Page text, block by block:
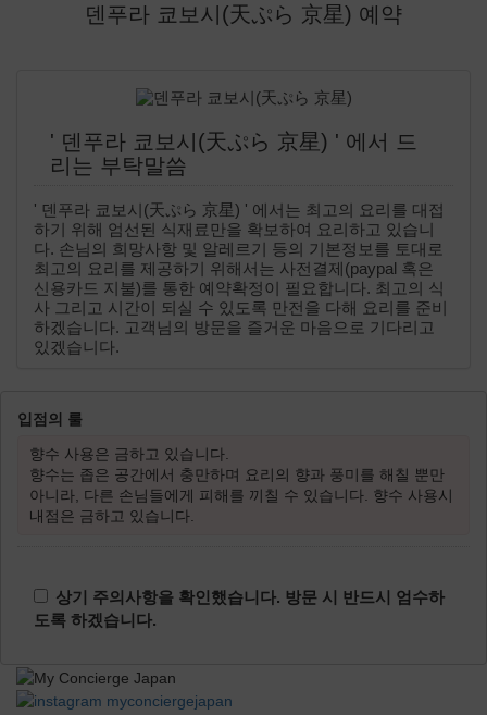
덴푸라 쿄보시(天ぷら 京星) 예약
' 덴푸라 쿄보시(天ぷら 京星) ' 에서 드
리는 부탁말씀
' 덴푸라 쿄보시(天ぷら 京星) ' 에서는 최고의 요리를 대접
하기 위해 엄선된 식재료만을 확보하여 요리하고 있습니
다. 손님의 희망사항 및 알레르기 등의 기본정보를 토대로
최고의 요리를 제공하기 위해서는 사전결제(paypal 혹은
신용카드 지불)를 통한 예약확정이 필요합니다. 최고의 식
사 그리고 시간이 되실 수 있도록 만전을 다해 요리를 준비
하겠습니다. 고객님의 방문을 즐거운 마음으로 기다리고
있겠습니다.
입점의 룰
향수 사용은 금하고 있습니다.
향수는 좁은 공간에서 충만하며 요리의 향과 풍미를 해칠 뿐만
아니라, 다른 손님들에게 피해를 끼칠 수 있습니다. 향수 사용시
내점은 금하고 있습니다.
상기 주의사항을 확인했습니다. 방문 시 반드시 엄수하
도록 하겠습니다.